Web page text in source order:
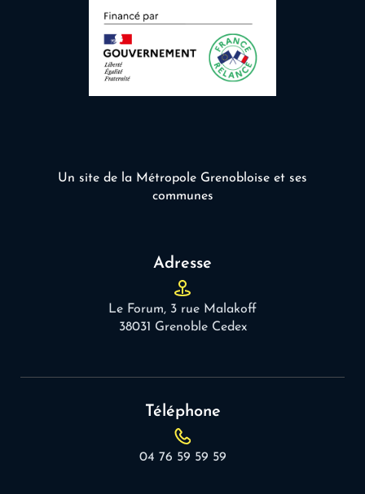
Un site de la Métropole Grenobloise et ses
communes
Adresse
Le Forum, 3 rue Malakoff
38031 Grenoble Cedex
Téléphone
04 76 59 59 59